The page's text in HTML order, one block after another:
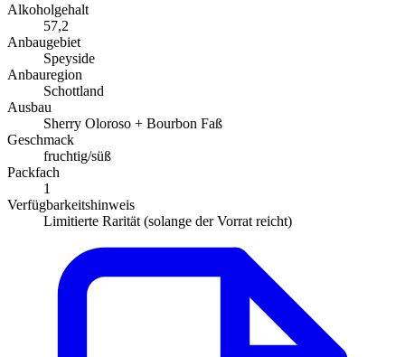
Alkoholgehalt
57,2
Anbaugebiet
Speyside
Anbauregion
Schottland
Ausbau
Sherry Oloroso + Bourbon Faß
Geschmack
fruchtig/süß
Packfach
1
Verfügbarkeitshinweis
Limitierte Rarität (solange der Vorrat reicht)